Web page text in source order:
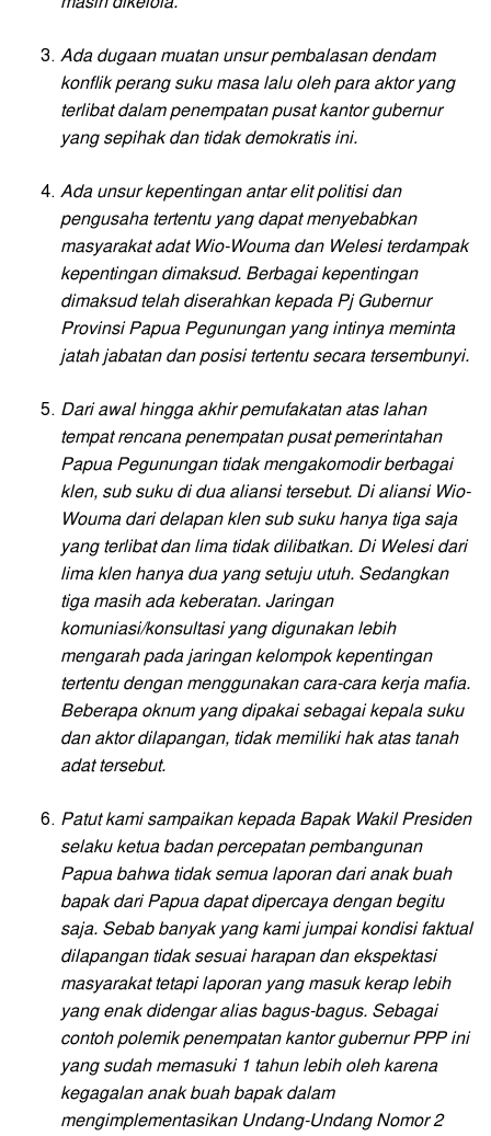
Ada dugaan muatan unsur pembalasan dendam
konflik perang suku masa lalu oleh para aktor yang
terlibat dalam penempatan pusat kantor gubernur
yang sepihak dan tidak demokratis ini.
Ada unsur kepentingan antar elit politisi dan
pengusaha tertentu yang dapat menyebabkan
masyarakat adat Wio-Wouma dan Welesi terdampak
kepentingan dimaksud. Berbagai kepentingan
dimaksud telah diserahkan kepada Pj Gubernur
Provinsi Papua Pegunungan yang intinya meminta
jatah jabatan dan posisi tertentu secara tersembunyi.
Dari awal hingga akhir pemufakatan atas lahan
tempat rencana penempatan pusat pemerintahan
Papua Pegunungan tidak mengakomodir berbagai
klen, sub suku di dua aliansi tersebut. Di aliansi Wio-
Wouma dari delapan klen sub suku hanya tiga saja
yang terlibat dan lima tidak dilibatkan. Di Welesi dari
lima klen hanya dua yang setuju utuh. Sedangkan
tiga masih ada keberatan. Jaringan
komuniasi/konsultasi yang digunakan lebih
mengarah pada jaringan kelompok kepentingan
tertentu dengan menggunakan cara-cara kerja mafia.
Beberapa oknum yang dipakai sebagai kepala suku
dan aktor dilapangan, tidak memiliki hak atas tanah
adat tersebut.
Patut kami sampaikan kepada Bapak Wakil Presiden
selaku ketua badan percepatan pembangunan
Papua bahwa tidak semua laporan dari anak buah
bapak dari Papua dapat dipercaya dengan begitu
saja. Sebab banyak yang kami jumpai kondisi faktual
dilapangan tidak sesuai harapan dan ekspektasi
masyarakat tetapi laporan yang masuk kerap lebih
yang enak didengar alias bagus-bagus. Sebagai
contoh polemik penempatan kantor gubernur PPP ini
yang sudah memasuki 1 tahun lebih oleh karena
kegagalan anak buah bapak dalam
mengimplementasikan Undang-Undang Nomor 2